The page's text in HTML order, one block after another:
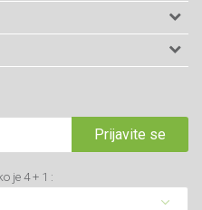
2
Prijavite se
je 4 + 1 :